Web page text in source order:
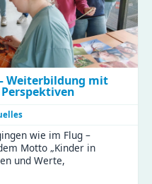
Weiterbildung mit
wie im Flug –
Motto „Kinder in
und Werte,